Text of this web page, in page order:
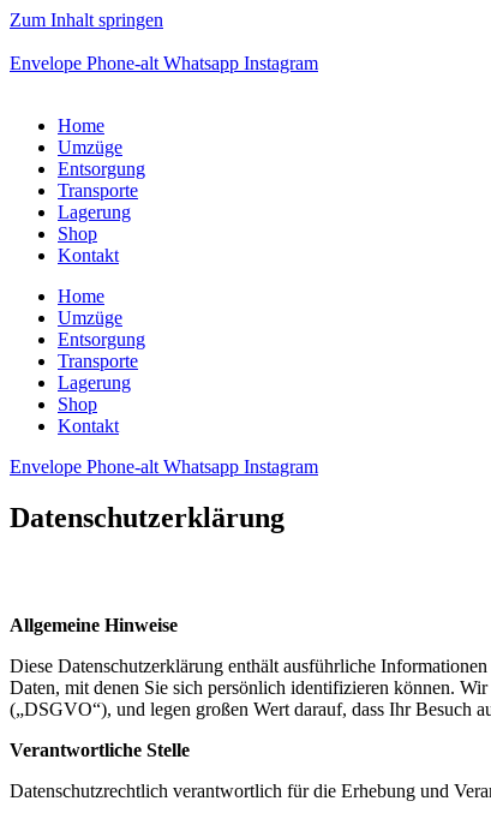
Zum Inhalt springen
Envelope Phone-alt Whatsapp Instagram
Home
Umzüge
Entsorgung
Transporte
Lagerung
Shop
Kontakt
Home
Umzüge
Entsorgung
Transporte
Lagerung
Shop
Kontakt
Envelope Phone-alt Whatsapp Instagram
Datenschutzerklärung
Allgemeine Hinweise
Diese Datenschutzerklärung enthält ausführliche
Daten, mit denen Sie sich persönlich identifizieren können.
(„DSGVO“), und legen großen Wert darauf, dass Ihr Besuch
Verantwortliche Stelle
Datenschutzrechtlich verantwortlich für die Erhebung und